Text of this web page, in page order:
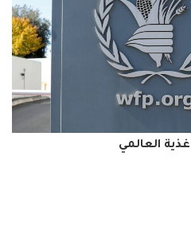
العالمي